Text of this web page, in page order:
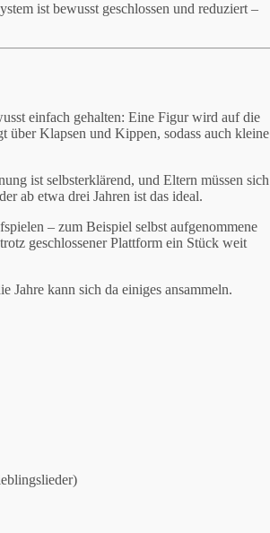
ist bewusst geschlossen und reduziert –
einfach gehalten: Eine Figur wird auf die
über Klapsen und Kippen, sodass auch kleine
ist selbsterklärend, und Eltern müssen sich
ab etwa drei Jahren ist das ideal.
– zum Beispiel selbst aufgenommene
geschlossener Plattform ein Stück weit
Jahre kann sich da einiges ansammeln.